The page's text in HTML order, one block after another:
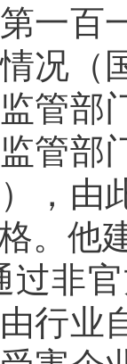
一百
况（
管部
管部
，由
。他
过非
行业